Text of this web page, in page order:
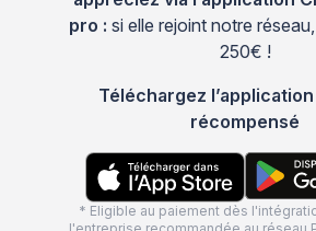
pro : si elle rejoint notre
250€ !
Téléchargez
récompensé
* Eligible au paiement dès